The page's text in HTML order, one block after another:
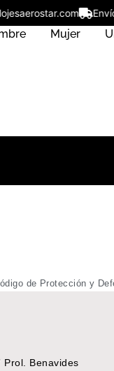
Mujer
de Protección y
Prol. Benavides